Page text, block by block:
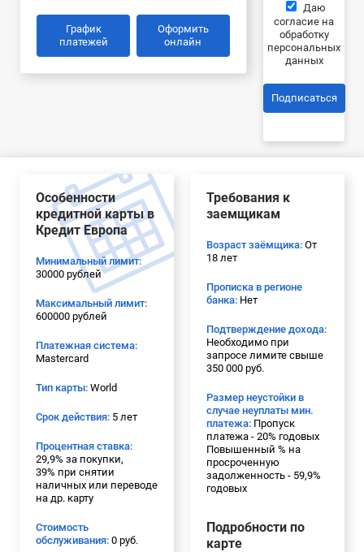
График
платежей
Оформить
онлайн
Даю
согласие на
обработку
персональных
данных
Подписаться
Особенности
кредитной карты в
Кредит Европа
Минимальный лимит:
30000 рублей
Максимальный лимит:
600000 рублей
Платежная система:
Mastercard
Тип карты: World
Срок действия: 5 лет
Процентная ставка:
29,9% за покупки,
39% при снятии
наличных или переводе
на др. карту
Стоимость
обслуживания: 0 руб.
Требования к
заемщикам
Возраст заёмщика: От
18 лет
Прописка в регионе
банка: Нет
Подтверждение дохода:
Необходимо при
запросе лимите свыше
350 000 руб.
Размер неустойки в
случае неуплаты мин.
платежа: Пропуск
платежа - 20% годовых
Повышенный % на
просроченную
задолженность - 59,9%
годовых
Подробности по
карте